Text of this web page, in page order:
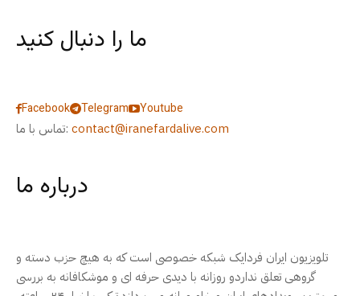
ما را دنبال کنید
Facebook Telegram
Youtube
تماس با ما: contact@iranefardalive.com
درباره ما
تلویزیون ایران فردایک شبکه خصوصی است که به هیچ حزب دسته و
گروهی تعلق نداردو روزانه با دیدی حرفه ای و موشکافانه به بررسی